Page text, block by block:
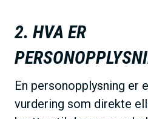
2. HVA ER
En personopplysning er
vurdering som direkte